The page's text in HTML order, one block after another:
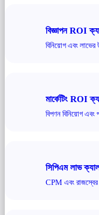
বিজ্ঞাপন ROI
বিনিয়োগ এবং লাভের
মার্কেটিং ROI
বিপণন বিনিয়োগ এবং
সিপিএম লাভ
CPM এবং রাজস্বের